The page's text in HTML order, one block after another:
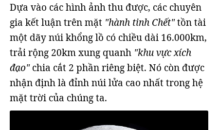
Dựa vào các hình ảnh thu được, các chuyên
gia kết luận trên mặt "hành tinh Chết"tồn tài
một dãy núi khổng lồ có chiều dài 16.000km,
trải rộng 20km xung quanh "khu vực xích
đạo"chia cắt 2 phần riêng biệt. Nó còn được
nhận định là đỉnh núi lửa cao nhất trong hệ
mặt trời của chúng ta.